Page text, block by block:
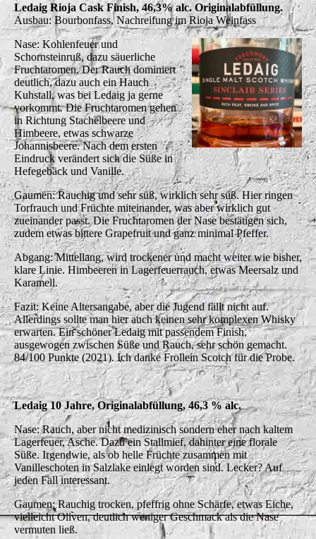
Ledaig Rioja Cask Finish, 46,3% alc. Originalabfüllung.
Ausbau: Bourbonfass, Nachreifung im Rioja Weinfass
Nase: Kohlenfeuer und
Schornsteinruß, dazu säuerliche
Fruchtaromen. Der Rauch dominiert
deutlich, dazu auch ein Hauch
Kuhstall, was bei Ledaig ja gerne
vorkommt. Die Fruchtaromen gehen
in Richtung Stachelbeere und
Himbeere, etwas schwarze
Johannisbeere. Nach dem ersten
Eindruck verändert sich die Süße in
Hefegebäck und Vanille.
Gaumen: Rauchig und sehr süß, wirklich sehr süß. Hier ringen
Torfrauch und Früchte miteinander, was aber wirklich gut
zueinander passt. Die Fruchtaromen der Nase bestätigen sich,
zudem etwas bittere Grapefruit und ganz minimal Pfeffer.
Abgang: Mittellang, wird trockener und macht weiter wie bisher,
klare Linie. Himbeeren in Lagerfeuerrauch, etwas Meersalz und
Karamell.
Fazit: Keine Altersangabe, aber die Jugend fällt nicht auf.
Allerdings sollte man hier auch keinen sehr komplexen Whisky
erwarten. Ein schöner Ledaig mit passendem Finish,
ausgewogen zwischen Süße und Rauch, sehr schön gemacht.
84/100 Punkte (2021). Ich danke Frollein Scotch für die Probe.
Ledaig 10 Jahre, Originalabfüllung, 46,3 % alc.
Nase: Rauch, aber nicht medizinisch sondern eher nach kaltem
Lagerfeuer, Asche. Dazu ein Stallmief, dahinter eine florale
Süße. Irgendwie, als ob helle Früchte zusammen mit
Vanilleschoten in Salzlake einlegt worden sind. Lecker? Auf
jeden Fall interessant.
Gaumen: Rauchig trocken, pfeffrig ohne Schärfe, etwas Eiche,
vielleicht Oliven, deutlich weniger Geschmack als die Nase
vermuten ließ.